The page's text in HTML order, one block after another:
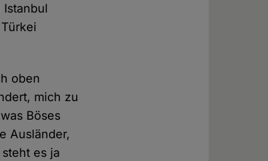
oben
mich zu
Böses
Ausländer,
es ja